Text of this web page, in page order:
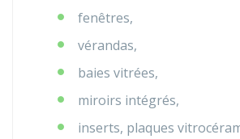
fenêtres,
vérandas,
baies vitrées,
miroirs intégrés,
inserts, plaques